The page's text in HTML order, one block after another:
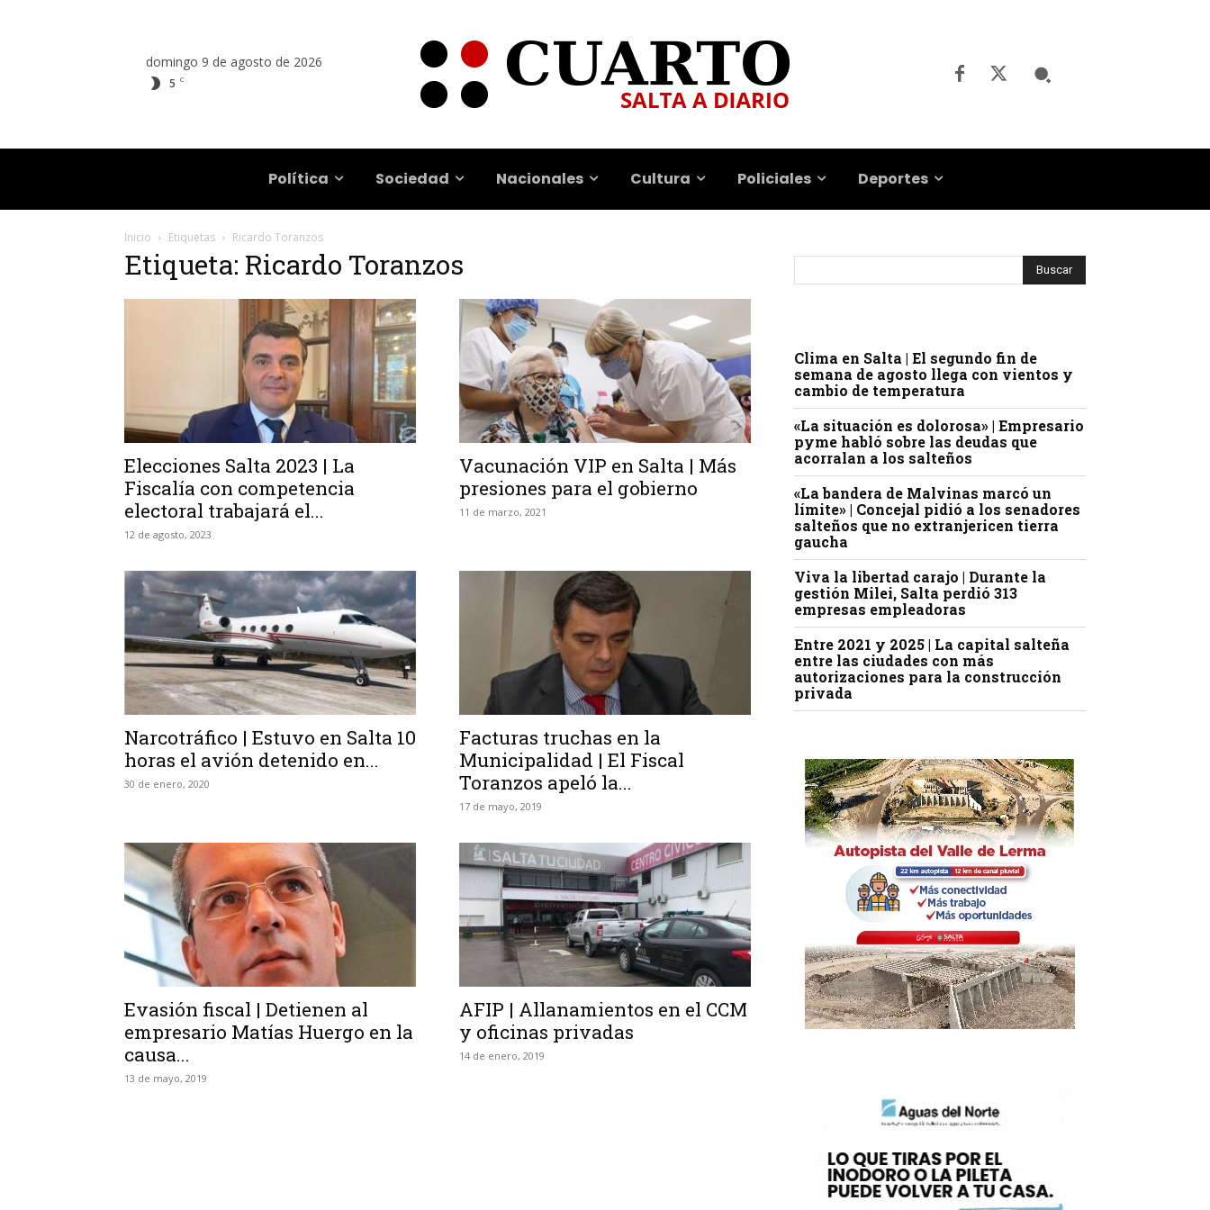
domingo 9 de agosto de 2026
5 C
Política Sociedad Nacionales Cultura Policiales Deportes
Inicio Etiquetas Ricardo Toranzos
Etiqueta: Ricardo Toranzos
Elecciones Salta 2023 | La
Fiscalía con competencia
electoral trabajará el...
12 de agosto, 2023
Vacunación VIP en Salta | Más
presiones para el gobierno
11 de marzo, 2021
Narcotráfico | Estuvo en Salta 10
horas el avión detenido en...
30 de enero, 2020
Facturas truchas en la
Municipalidad | El Fiscal
Toranzos apeló la...
17 de mayo, 2019
Evasión fiscal | Detienen al
empresario Matías Huergo en la
causa...
13 de mayo, 2019
AFIP | Allanamientos en el CCM
y oficinas privadas
14 de enero, 2019
Clima en Salta | El segundo fin de
semana de agosto llega con vientos y
cambio de temperatura
«La situación es dolorosa» | Empresario
pyme habló sobre las deudas que
acorralan a los salteños
«La bandera de Malvinas marcó un
límite» | Concejal pidió a los senadores
salteños que no extranjericen tierra
gaucha
Viva la libertad carajo | Durante la
gestión Milei, Salta perdió 313
empresas empleadoras
Entre 2021 y 2025 | La capital salteña
entre las ciudades con más
autorizaciones para la construcción
privada